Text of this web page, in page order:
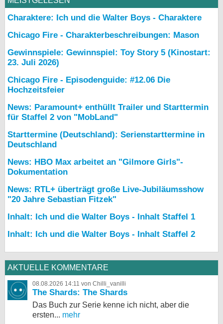
Charaktere: Ich und die Walter Boys - Charaktere
Chicago Fire - Charakterbeschreibungen: Mason
Gewinnspiele: Gewinnspiel: Toy Story 5 (Kinostart:
23. Juli 2026)
Chicago Fire - Episodenguide: #12.06 Die
Hochzeitsfeier
News: Paramount+ enthüllt Trailer und Starttermin
für Staffel 2 von "MobLand"
Starttermine (Deutschland): Serienstarttermine in
Deutschland
News: HBO Max arbeitet an "Gilmore Girls"-
Dokumentation
News: RTL+ überträgt große Live-Jubiläumsshow
"20 Jahre Sebastian Fitzek"
Inhalt: Ich und die Walter Boys - Inhalt Staffel 1
Inhalt: Ich und die Walter Boys - Inhalt Staffel 2
AKTUELLE KOMMENTARE
08.08.2026 14:11 von Chilli_vanilli
The Shards: The Shards
Das Buch zur Serie kenne ich nicht, aber die
ersten... mehr